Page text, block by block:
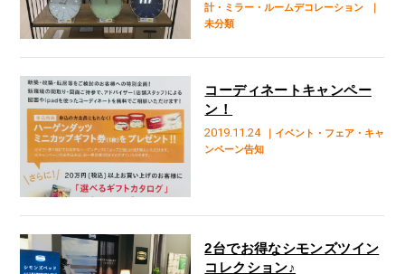
計・ミラー・ルームデコレーション
｜
未分類
2019.11.24
｜イベント・フェア・キャ
ンペーン告知
コーディネートキャンペー
ン！
2台でお得なシモンズツイン
コレクション♪